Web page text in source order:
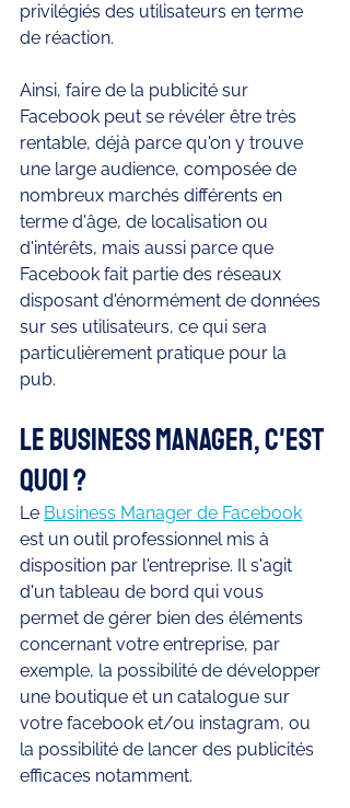
privilégiés des utilisateurs en terme
de réaction.
Ainsi, faire de la publicité sur
Facebook peut se révéler être très
rentable, déjà parce qu'on y trouve
une large audience, composée de
nombreux marchés différents en
terme d'âge, de localisation ou
d'intérêts, mais aussi parce que
Facebook fait partie des réseaux
disposant d'énormément de données
sur ses utilisateurs, ce qui sera
particulièrement pratique pour la
pub.
Le Business Manager, c'est
quoi ?
Le Business Manager de Facebook
est un outil professionnel mis à
disposition par l'entreprise. Il s'agit
d'un tableau de bord qui vous
permet de gérer bien des éléments
concernant votre entreprise, par
exemple, la possibilité de développer
une boutique et un catalogue sur
votre facebook et/ou instagram, ou
la possibilité de lancer des publicités
efficaces notamment.